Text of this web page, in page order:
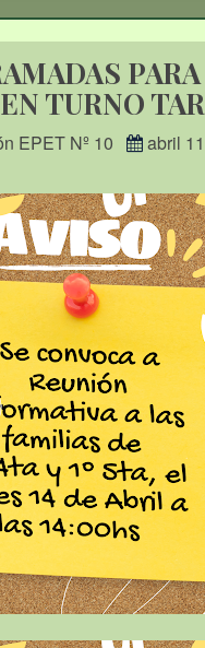
TURNO
EPET Nº 10 abril